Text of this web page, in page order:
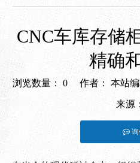
CNC车库存储
精确
浏览数量： 0 作者： 本站编
来源
询